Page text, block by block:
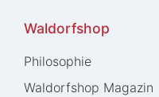
Waldorfshop
Philosophie
Waldorfshop Magazin